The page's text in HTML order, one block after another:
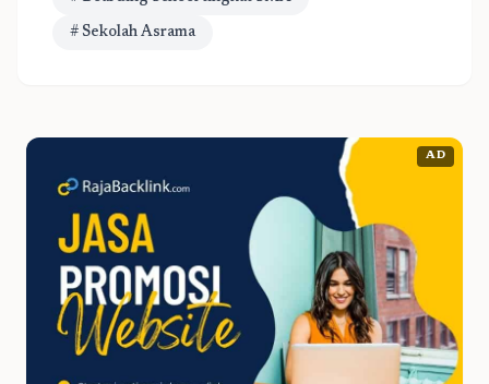
# Sekolah Asrama
AD